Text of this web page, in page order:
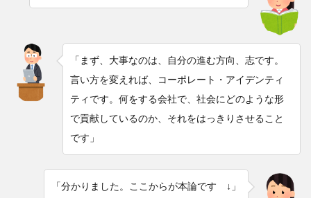
「まず、大事なのは、自分の進む方向、志です。
言い方を変えれば、コーポレート・アイデンティ
ティです。何をする会社で、社会にどのような形
で貢献しているのか、それをはっきりさせること
です」
「分かりました。ここからが本論です ↓」